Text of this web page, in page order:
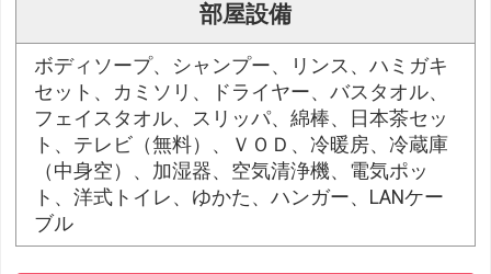
部屋設備
ボディソープ、シャンプー、リンス、ハミガキ
セット、カミソリ、ドライヤー、バスタオル、
フェイスタオル、スリッパ、綿棒、日本茶セッ
ト、テレビ（無料）、ＶＯＤ、冷暖房、冷蔵庫
（中身空）、加湿器、空気清浄機、電気ポッ
ト、洋式トイレ、ゆかた、ハンガー、LANケー
ブル